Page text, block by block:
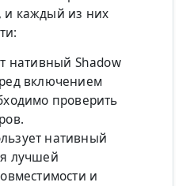
и каждый из них
нативный Shadow
включением
проверить
нативный
лучшей
и